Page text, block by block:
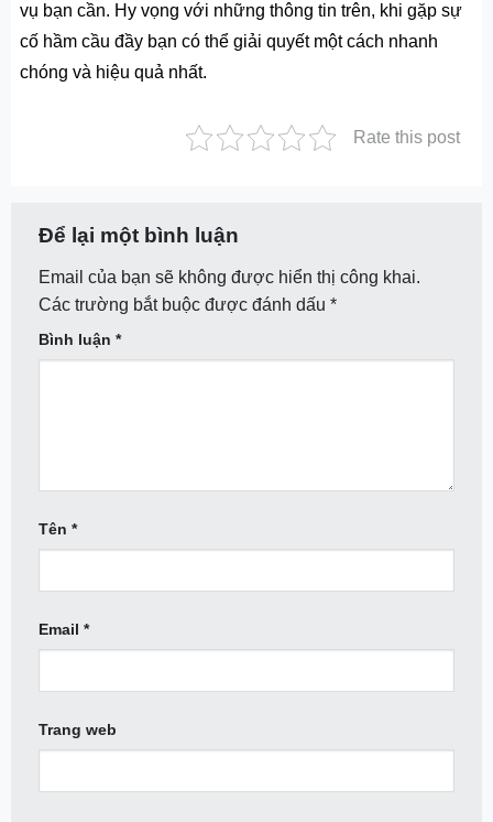
vụ bạn cần. Hy vọng với những thông tin trên, khi gặp sự
cố hầm cầu đầy bạn có thể giải quyết một cách nhanh
chóng và hiệu quả nhất.
Rate this post
Để lại một bình luận
Email của bạn sẽ không được hiển thị công khai.
Các trường bắt buộc được đánh dấu *
Bình luận *
Tên *
Email *
Trang web